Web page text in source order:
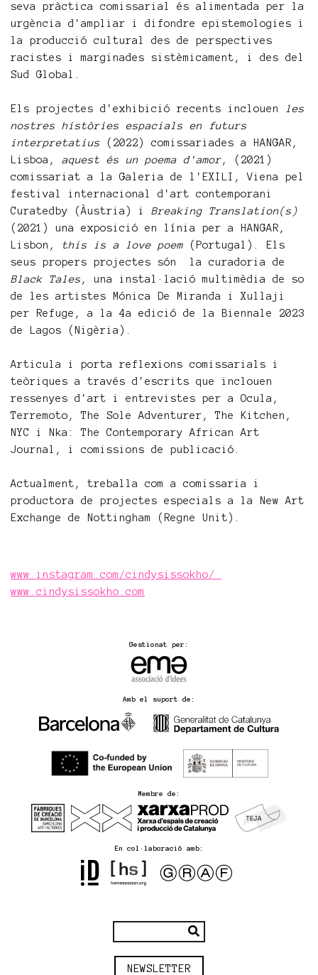
seva pràctica comissarial és alimentada per la
urgència d'ampliar i difondre epistemologies i
la producció cultural des de perspectives
racistes i marginades sistèmicament, i des del
Sud Global.
Els projectes d'exhibició recents inclouen
les
nostres històries espacials en futurs
interpretatius (2022) comissariades a HANGAR,
Lisboa, aquest és un poema d'amor, (2021)
comissariat a la Galeria de l'EXILI, Viena pel
festival internacional d'art contemporani
Curatedby (Àustria) i Breaking Translation(s)
(2021) una exposició en línia per a HANGAR,
Lisbon,
this is a love poem (Portugal). Els
seus propers projectes són la curadoria de
Black Tales, una instal·lació multimèdia de so
de les artistes Mónica De Miranda i Xullaji
per Refuge, a la 4a edició de la Biennale 2023
de Lagos (Nigèria).
Articula i porta reflexions comissarials i
teòriques a través d'escrits que inclouen
ressenyes d'art i entrevistes per a Ocula,
Terremoto, The Sole Adventurer, The Kitchen,
NYC i Nka: The Contemporary African Art
Journal, i comissions de publicació.
Actualment, treballa com a comissaria i
productora de projectes especials a la New Art
Exchange de Nottingham (Regne Unit).
www.instagram.com/cindysissokho/
www.cindysissokho.com
Gestionat per:
Amb el suport de:
Membre de:
En col·laboració amb:
NEWSLETTER